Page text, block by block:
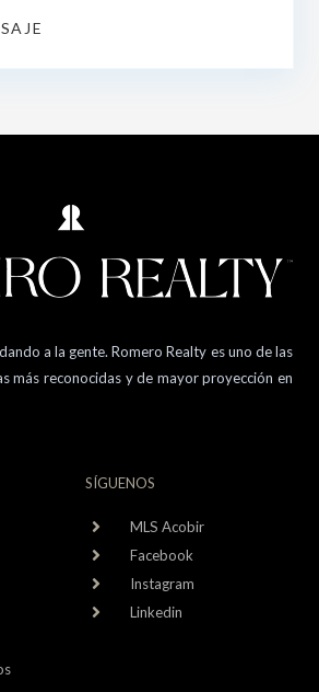
a la gente. Romero Realty es uno de las
más reconocidas y de mayor proyección en
SÍGUENOS
MLS Acobir
Facebook
Instagram
Linkedin